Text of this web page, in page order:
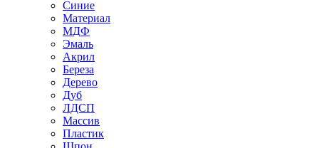
Синие
Материал
МДФ
Эмаль
Акрил
Береза
Дерево
Дуб
ЛДСП
Массив
Пластик